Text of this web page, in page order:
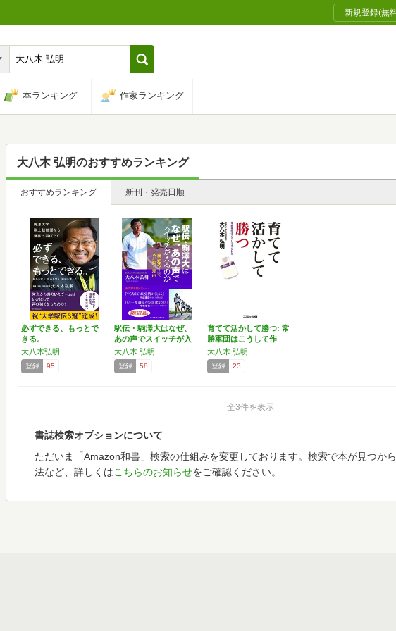
新規登録(無
本ランキング 作家ランキング
大八木 弘明のおすすめランキング
おすすめランキング 新刊・発売日順
必ずできる、もっとで
きる。
大八木弘明
登録 95
駅伝・駒澤大はなぜ、
あの声でスイッチが入
るの…
大八木 弘明
登録 58
育てて活かして勝つ: 常
勝軍団はこうして作
ら…
大八木 弘明
登録 23
全3件を表示
書誌検索オプションについて
ただいま「Amazon和書」検索の仕組みを変更しております。検索で本が見つか
法など、詳しくはこちらのお知らせをご確認ください。